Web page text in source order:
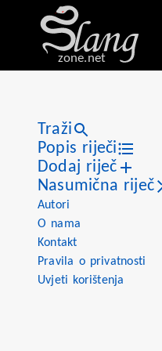
zone.net
Traži
Popis riječi
Dodaj riječ
Nasumična riječ
Autori
O nama
Kontakt
Pravila o privatnosti
Uvjeti korištenja